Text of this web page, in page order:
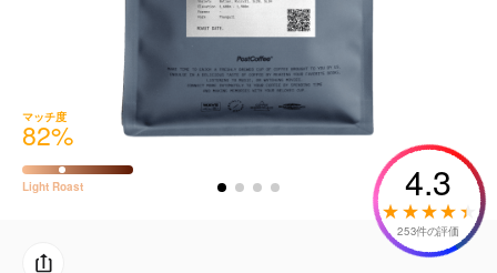
ミルク・フード類
アクセサリ
CFFBNS
ギフトセット
マッチ度
82%
Light Roast 4.3
253件の評価